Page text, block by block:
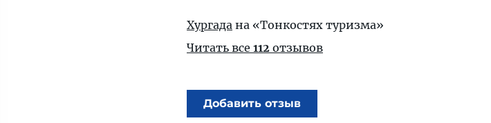
Хургада на «Тонкостях туризма»
Читать все 112 отзывов
Добавить отзыв